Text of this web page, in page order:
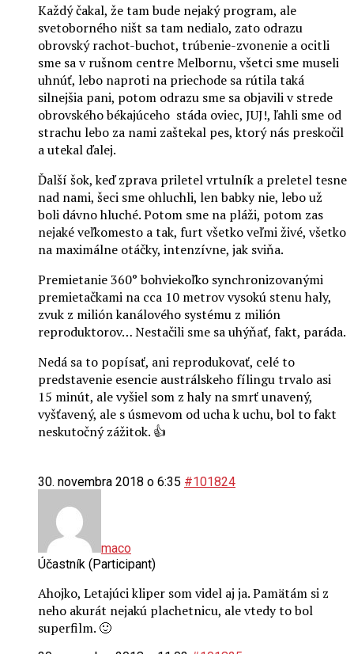
Každý čakal, že tam bude nejaký program, ale
svetoborného ništ sa tam nedialo, zato odrazu
obrovský rachot-buchot, trúbenie-zvonenie a ocitli
sme sa v rušnom centre Melbornu, všetci sme museli
uhnúť, lebo naproti na priechode sa rútila taká
silnejšia pani, potom odrazu sme sa objavili v strede
obrovského békajúceho stáda oviec, JUJ!, ľahli sme od
strachu lebo za nami zaštekal pes, ktorý nás preskočil
a utekal ďalej.
Ďalší šok, keď zprava priletel vrtulník a preletel tesne
nad nami, šeci sme ohluchli, len babky nie, lebo už
boli dávno hluché. Potom sme na pláži, potom zas
nejaké veľkomesto a tak, furt všetko veľmi živé, všetko
na maximálne otáčky, intenzívne, jak sviňa.
Premietanie 360° bohviekoľko synchronizovanými
premietačkami na cca 10 metrov vysokú stenu haly,
zvuk z milión kanálového systému z milión
reproduktorov… Nestačili sme sa uhýňať, fakt, paráda.
Nedá sa to popísať, ani reprodukovať, celé to
predstavenie esencie austrálskeho fílingu trvalo asi
15 minút, ale vyšiel som z haly na smrť unavený,
vyšťavený, ale s úsmevom od ucha k uchu, bol to fakt
neskutočný zážitok. 👍
30. novembra 2018 o 6:35 #101824
maco
Účastník (Participant)
Ahojko, Letajúci kliper som videl aj ja. Pamätám si z
neho akurát nejakú plachetnicu, ale vtedy to bol
superfilm. 🙂